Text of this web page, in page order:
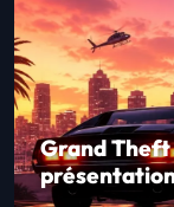
Grand